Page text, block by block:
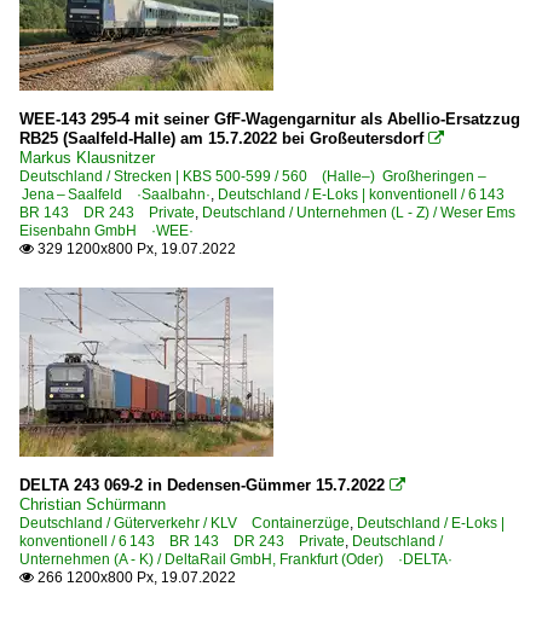
WEE-143 295-4 mit seiner GfF-Wagengarnitur als Abellio-Ersatzzug
RB25 (Saalfeld-Halle) am 15.7.2022 bei Großeutersdorf 
Markus Klausnitzer
Deutschland / Strecken | KBS 500-599 / 560 (Halle–) Großheringen –
Jena – Saalfeld ·Saalbahn·, Deutschland / E-Loks | konventionell / 6 143
BR 143 DR 243 Private, Deutschland / Unternehmen (L - Z) / Weser Ems
Eisenbahn GmbH ·WEE·
 329 1200x800 Px, 19.07.2022
DELTA 243 069-2 in Dedensen-Gümmer 15.7.2022 
Christian Schürmann
Deutschland / Güterverkehr / KLV Containerzüge, Deutschland / E-Loks |
konventionell / 6 143 BR 143 DR 243 Private, Deutschland /
Unternehmen (A - K) / DeltaRail GmbH, Frankfurt (Oder) ·DELTA·
 266 1200x800 Px, 19.07.2022